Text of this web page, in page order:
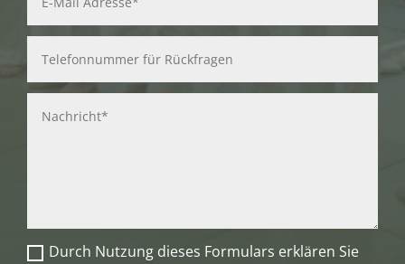
Durch Nutzung dieses Formulars erklären Sie